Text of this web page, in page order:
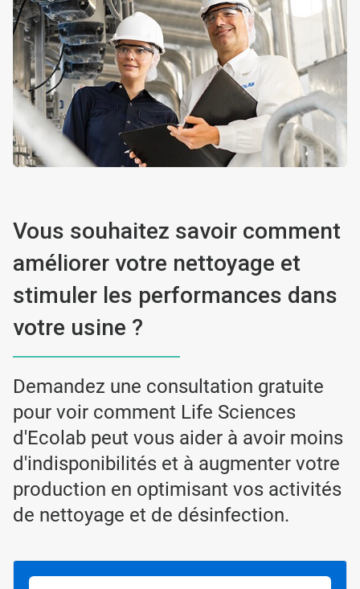
Vous souhaitez savoir comment
améliorer votre nettoyage et
stimuler les performances dans
votre usine ?
Demandez une consultation gratuite
pour voir comment Life Sciences
d'Ecolab peut vous aider à avoir moins
d'indisponibilités et à augmenter votre
production en optimisant vos activités
de nettoyage et de désinfection.